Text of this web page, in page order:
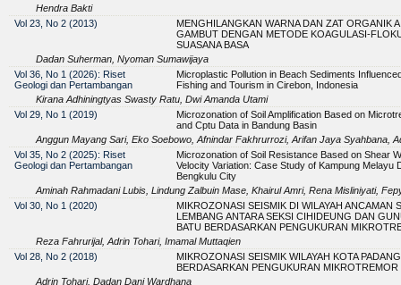
Hendra Bakti
Vol 23, No 2 (2013)
MENGHILANGKAN WARNA DAN ZAT ORGANIK
GAMBUT DENGAN METODE KOAGULASI-
SUASANA BASA
Dadan Suherman, Nyoman Sumawijaya
Vol 36, No 1 (2026): Riset
Geologi dan Pertambangan
Microplastic Pollution in Beach Sediments
Fishing and Tourism in Cirebon, Indonesia
Kirana Adhiningtyas Swasty Ratu, Dwi Amanda Utami
Vol 29, No 1 (2019)
Microzonation of Soil Amplification Based on
and Cptu Data in Bandung Basin
Anggun Mayang Sari, Eko Soebowo, Afnindar Fakhrurrozi, Arifan Jaya Syahbana,
Vol 35, No 2 (2025): Riset
Geologi dan Pertambangan
Microzonation of Soil Resistance Based on Shear
Velocity Variation: Case Study of Kampung Melayu
Bengkulu City
Aminah Rahmadani Lubis, Lindung Zalbuin Mase, Khairul Amri, Rena Misliniyati,
Vol 30, No 1 (2020)
MIKROZONASI SEISMIK DI WILAYAH ANCAMAN
LEMBANG ANTARA SEKSI CIHIDEUNG DAN
BATU BERDASARKAN PENGUKURAN
Reza Fahrurijal, Adrin Tohari, Imamal Muttaqien
Vol 28, No 2 (2018)
MIKROZONASI SEISMIK WILAYAH KOTA PADANG
BERDASARKAN PENGUKURAN MIKROTREMOR
Adrin Tohari, Dadan Dani Wardhana